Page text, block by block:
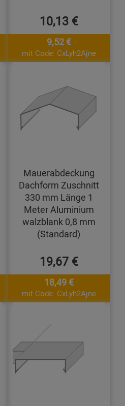
10,13 €
9,52 €
mit Code: CxLyh2Ajne
Mauerabdeckung
Dachform Zuschnitt
330 mm Länge 1
Meter Aluminium
walzblank 0,8 mm
(Standard)
19,67 €
18,49 €
mit Code: CxLyh2Ajne